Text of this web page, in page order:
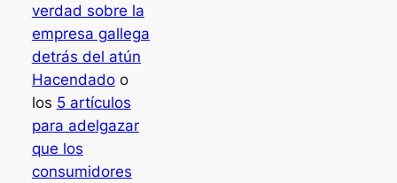
verdad sobre la
empresa gallega
detrás del atún
Hacendadoo
los 5 artículos
para adelgazar
que los
consumidores